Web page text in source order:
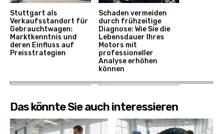
Stuttgart als
Verkaufsstandort für
Gebrauchtwagen:
Marktkenntnis und
deren Einfluss auf
Preisstrategien
Schaden vermeiden
durch frühzeitige
Diagnose: Wie Sie die
Lebensdauer Ihres
Motors mit
professioneller
Analyse erhöhen
können
Das könnte Sie auch interessieren